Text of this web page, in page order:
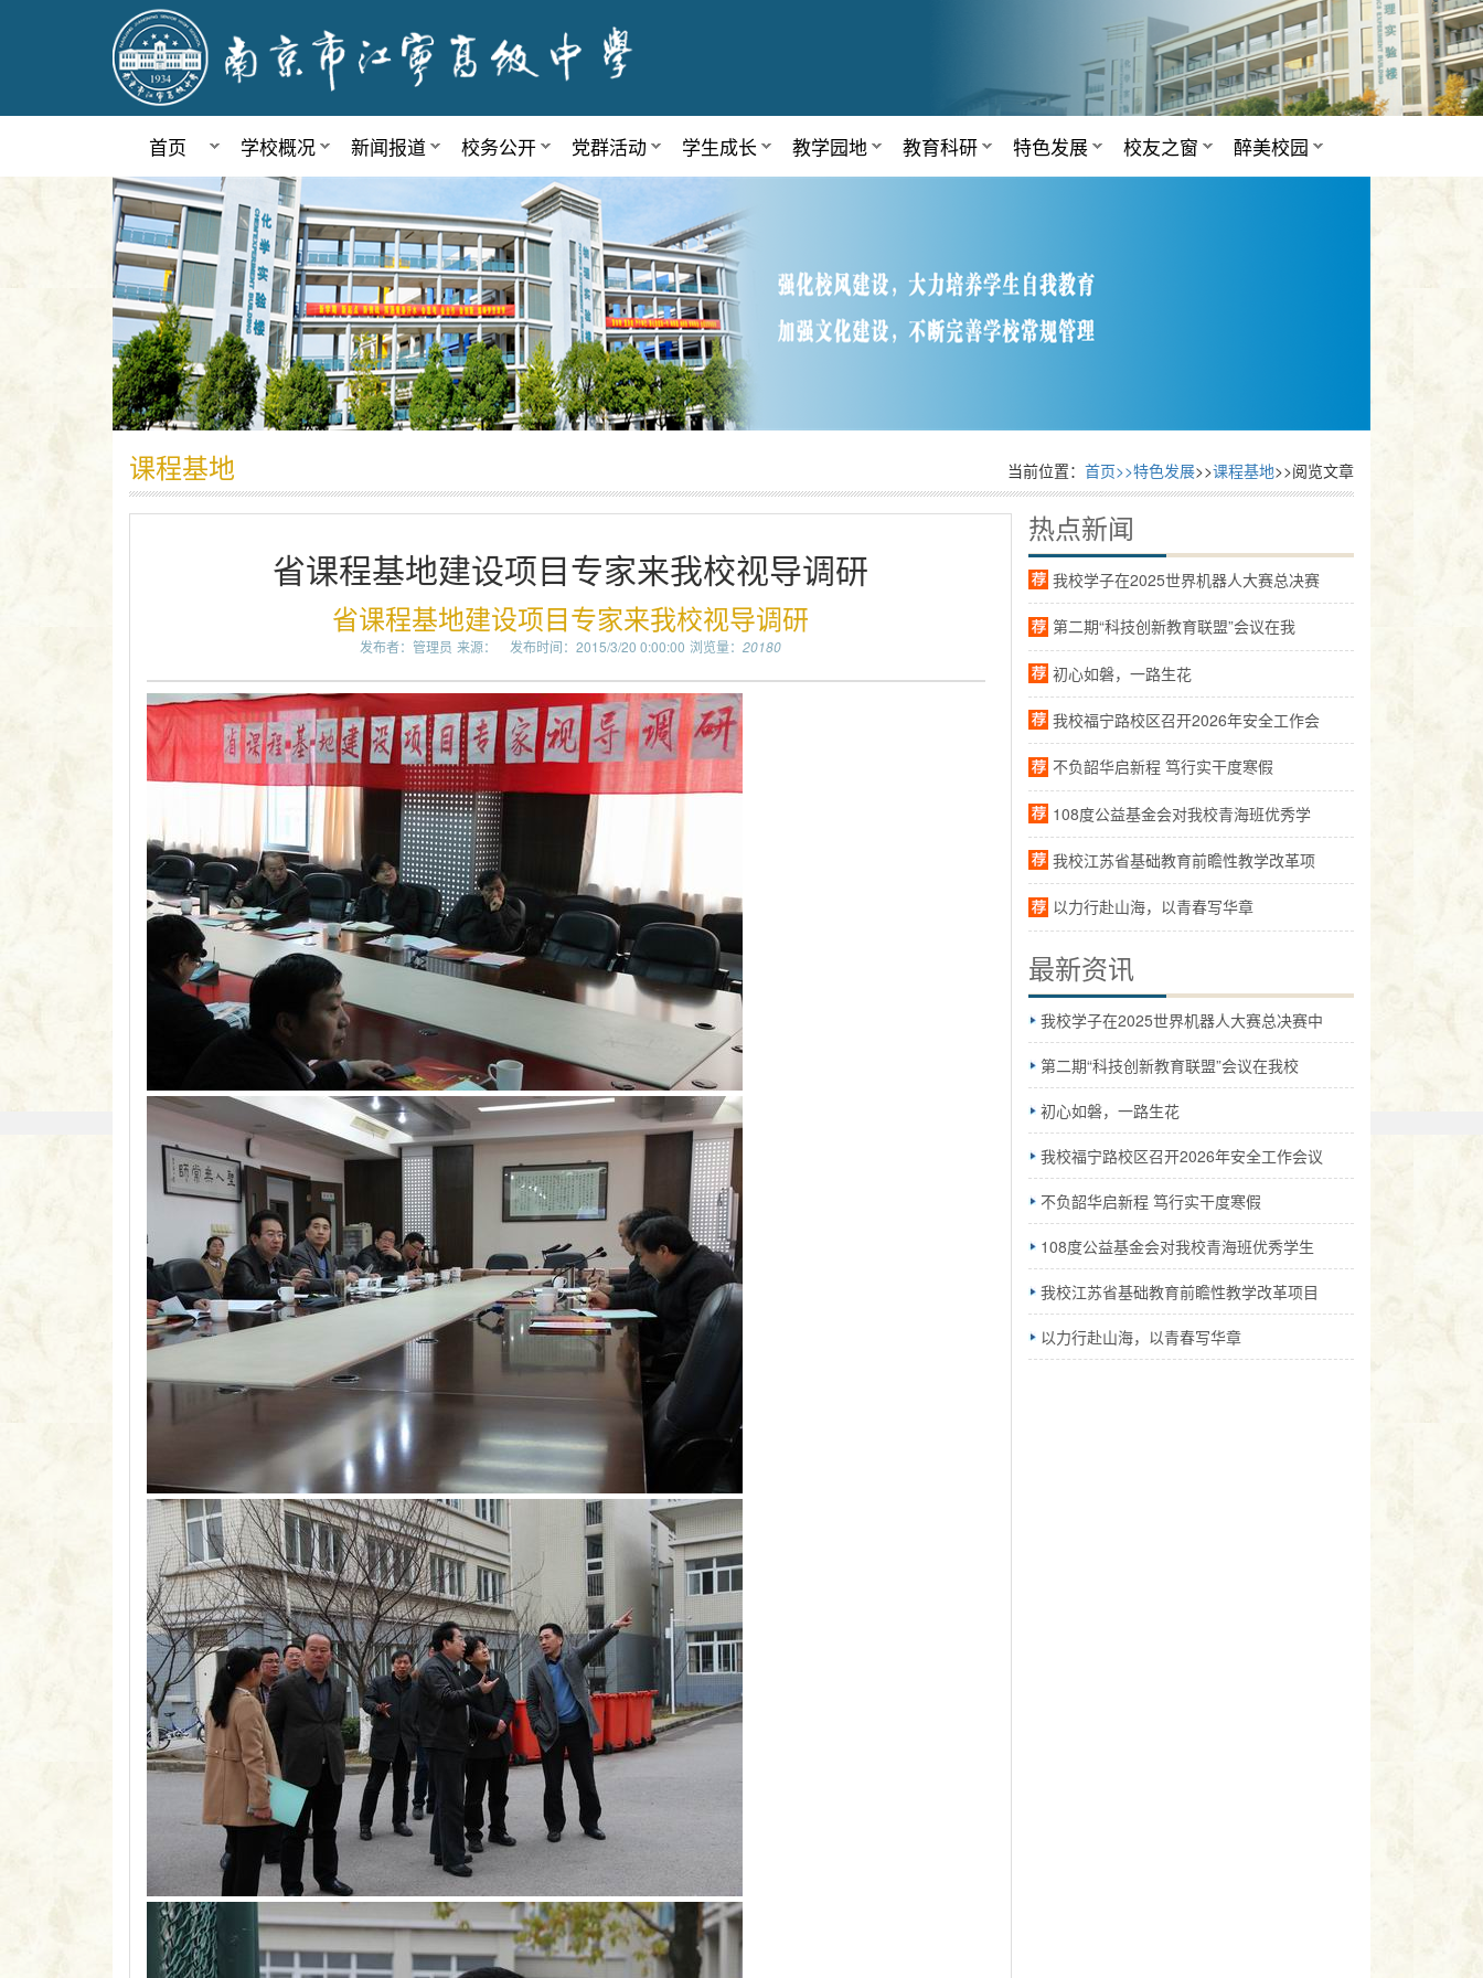
首页 学校概况 新闻报道 校务公开 党群活动 学生成长 教学园地 教育科研 特色发展 校友之窗 醉美校园
课程基地 当前位置： 首页>>特色发展>>课程基地>>阅览文章
省课程基地建设项目专家来我校视导调研
省课程基地建设项目专家来我校视导调研
发布者：管理员 来源： 发布时间：2015/3/20 0:00:00 浏览量： 20180
热点新闻
我校学子在2025世界机器人大赛总决赛
第二期“科技创新教育联盟”会议在我
初心如磐，一路生花
我校福宁路校区召开2026年安全工作会
不负韶华启新程 笃行实干度寒假
108度公益基金会对我校青海班优秀学
我校江苏省基础教育前瞻性教学改革项
以力行赴山海，以青春写华章
最新资讯
我校学子在2025世界机器人大赛总决赛中
第二期“科技创新教育联盟”会议在我校
初心如磐，一路生花
我校福宁路校区召开2026年安全工作会议
不负韶华启新程 笃行实干度寒假
108度公益基金会对我校青海班优秀学生
我校江苏省基础教育前瞻性教学改革项目
以力行赴山海，以青春写华章